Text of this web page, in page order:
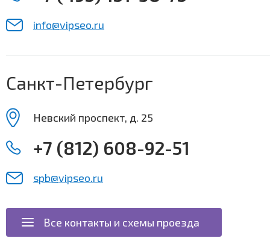
info@vipseo.ru
Санкт-Петербург
Невский проспект, д. 25
+7 (812) 608-92-51
spb@vipseo.ru
Все контакты и схемы проезда